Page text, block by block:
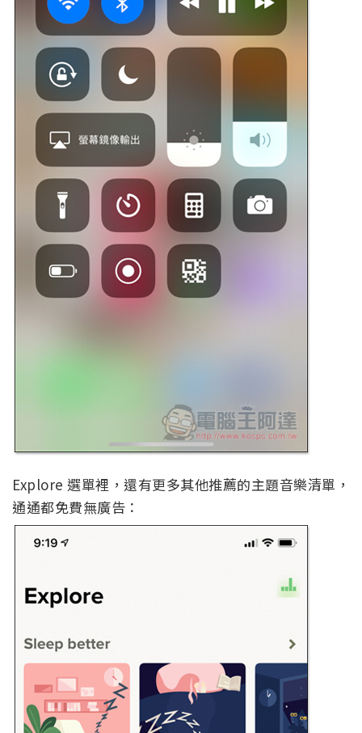
Explore 選單裡，還有更多其他推薦的主題音樂清單，
通通都免費無廣告：